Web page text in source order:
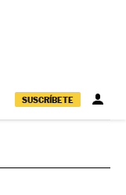
SUSCRÍBETE